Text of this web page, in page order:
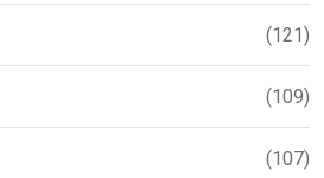
(121)
(109)
(107)